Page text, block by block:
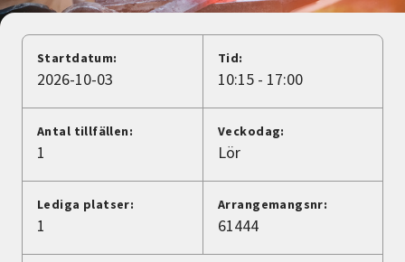
Nyheter
Avdelningar
Lyssna
Startdatum:
2026-10-03
Tid:
10:15 - 17:00
Antal tillfällen:
1
Veckodag:
Lör
Lediga platser:
1
Arrangemangsnr:
61444